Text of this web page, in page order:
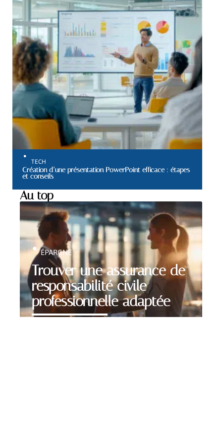
TECH
Création d’une présentation PowerPoint efficace : étapes
et conseils
Au top
Trouver une assurance de
responsabilité civile
professionnelle adaptée
ÉPARGNE